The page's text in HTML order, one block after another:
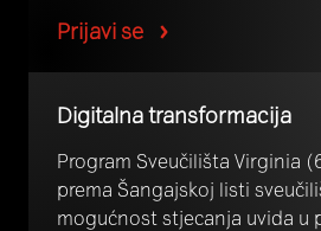
Prijavi se
Digitalna transformacija
Program Sveučilišta Virginia
prema Šangajskoj listi
mogućnost stjecanja uvida u